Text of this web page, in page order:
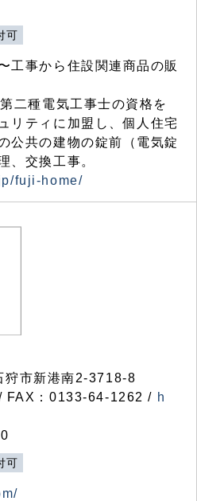
可
工事から住設関連商品の販
二種電気工事士の資格を
リティに加盟し、個人住宅
公共の建物の錠前（電気錠
、交換工事。
fuji-home/
市新港南2-3718-8
FAX：0133-64-1262 / h
可